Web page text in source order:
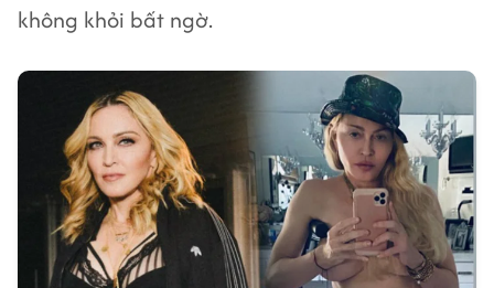
không khỏi bất ngờ.